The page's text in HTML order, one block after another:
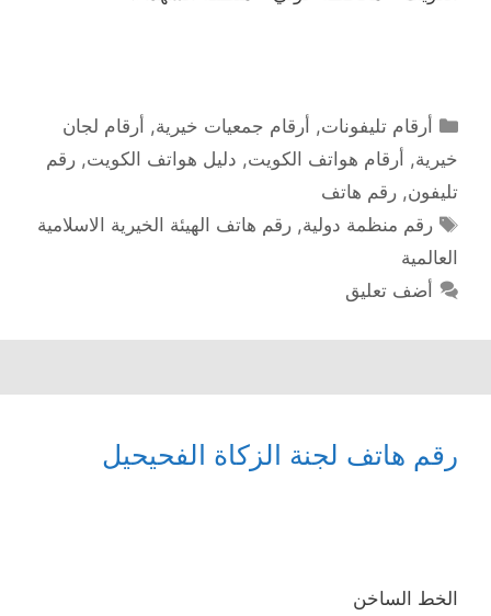
التصنيفات
أرقام تليفونات, أرقام جمعيات خيرية, أرقام لجان
خيرية, أرقام هواتف الكويت, دليل هواتف الكويت, رقم
تليفون, رقم هاتف
الوسوم
رقم منظمة دولية,رقم هاتف الهيئة الخيرية الاسلامية
العالمية
أضف تعليق
رقم هاتف لجنة الزكاة الفحيحيل
الخط الساخن